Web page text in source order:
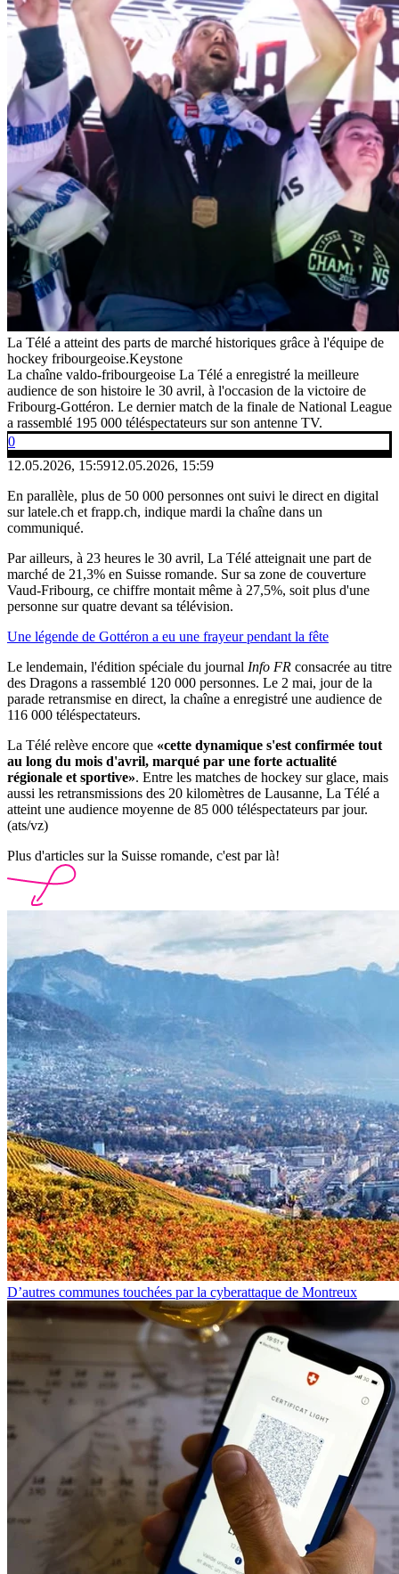
La Télé a atteint des parts de marché historiques grâce à l'équipe de
hockey fribourgeoise.Keystone
La chaîne valdo-fribourgeoise La Télé a enregistré la meilleure
audience de son histoire le 30 avril, à l'occasion de la victoire de
Fribourg-Gottéron. Le dernier match de la finale de National League
a rassemblé 195 000 téléspectateurs sur son antenne TV.
0
12.05.2026, 15:5912.05.2026, 15:59
En parallèle, plus de 50 000 personnes ont suivi le direct en digital
sur latele.ch et frapp.ch, indique mardi la chaîne dans un
communiqué.
Par ailleurs, à 23 heures le 30 avril, La Télé atteignait une part de
marché de 21,3% en Suisse romande. Sur sa zone de couverture
Vaud-Fribourg, ce chiffre montait même à 27,5%, soit plus d'une
personne sur quatre devant sa télévision.
Une légende de Gottéron a eu une frayeur pendant la fête
Le lendemain, l'édition spéciale du journal Info FR consacrée au titre
des Dragons a rassemblé 120 000 personnes. Le 2 mai, jour de la
parade retransmise en direct, la chaîne a enregistré une audience de
116 000 téléspectateurs.
La Télé relève encore que «cette dynamique s'est confirmée tout
au long du mois d'avril, marqué par une forte actualité
régionale et sportive». Entre les matches de hockey sur glace, mais
aussi les retransmissions des 20 kilomètres de Lausanne, La Télé a
atteint une audience moyenne de 85 000 téléspectateurs par jour.
(ats/vz)
Plus d'articles sur la Suisse romande, c'est par là!
D’autres communes touchées par la cyberattaque de Montreux